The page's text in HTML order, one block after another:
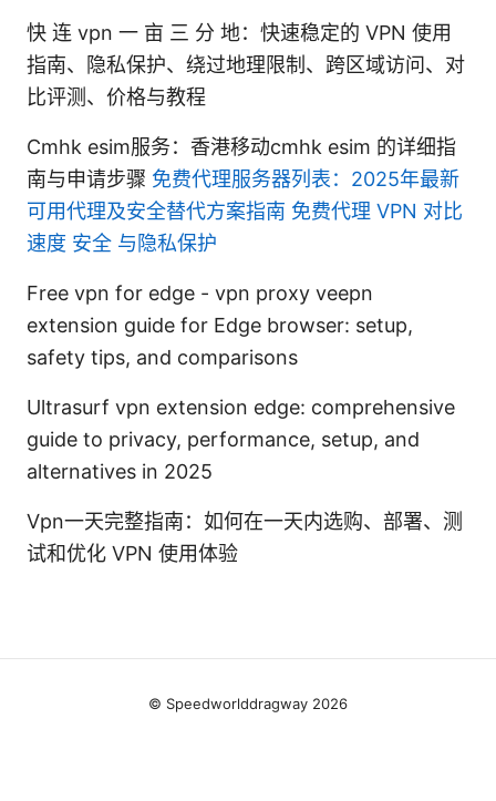
快 连 vpn 一 亩 三 分 地：快速稳定的 VPN 使用
指南、隐私保护、绕过地理限制、跨区域访问、对
比评测、价格与教程
Cmhk esim服务：香港移动cmhk esim 的详细指
南与申请步骤 免费代理服务器列表：2025年最新
可用代理及安全替代方案指南 免费代理 VPN 对比
速度 安全 与隐私保护
Free vpn for edge - vpn proxy veepn
extension guide for Edge browser: setup,
safety tips, and comparisons
Ultrasurf vpn extension edge: comprehensive
guide to privacy, performance, setup, and
alternatives in 2025
Vpn一天完整指南：如何在一天内选购、部署、测
试和优化 VPN 使用体验
© Speedworlddragway 2026